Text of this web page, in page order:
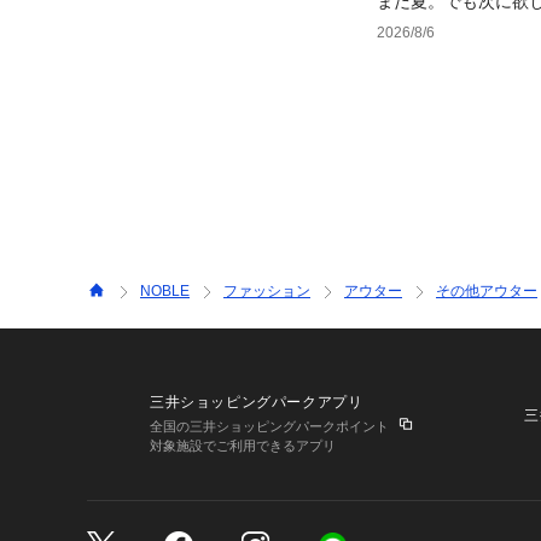
2026/8/6
NOBLE ファッション アウター その他アウター
三井ショッピングパークアプリ
全国の三井ショッピングパークポイント
対象施設でご利用できるアプリ